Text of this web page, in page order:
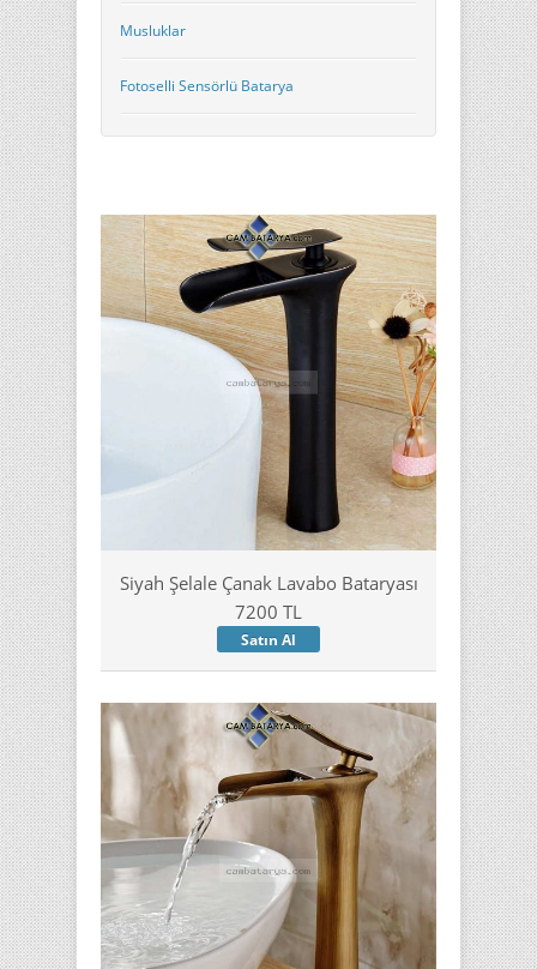
Musluklar
Fotoselli Sensörlü Batarya
Siyah Şelale Çanak Lavabo Bataryası
7200 TL
Satın Al